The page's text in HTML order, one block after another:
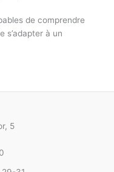
de comprendre
s’adapter à un
5